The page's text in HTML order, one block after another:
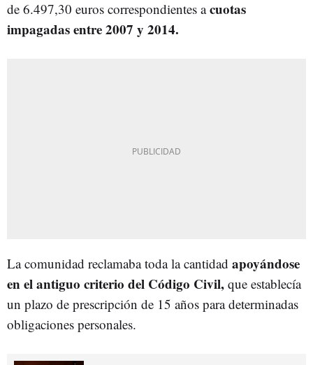
de 6.497,30 euros correspondientes acuotas
impagadas entre 2007 y 2014.
La comunidad reclamaba toda la cantidad apoyándose
en el antiguo criterio del Código Civil, que establecía
un plazo de prescripción de 15 años para determinadas
obligaciones personales.